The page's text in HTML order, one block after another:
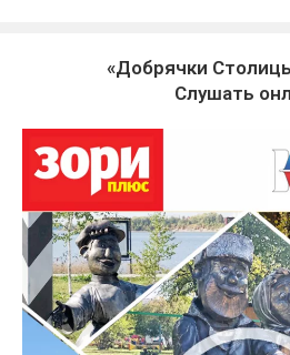
«Добрячки
Слушать